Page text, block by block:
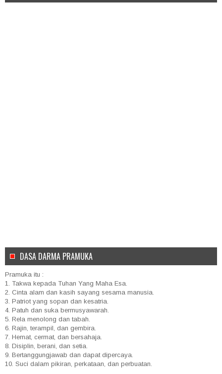
DASA DARMA PRAMUKA
Pramuka itu :
1. Takwa kepada Tuhan Yang Maha Esa.
2. Cinta alam dan kasih sayang sesama manusia.
3. Patriot yang sopan dan kesatria.
4. Patuh dan suka bermusyawarah.
5. Rela menolong dan tabah.
6. Rajin, terampil, dan gembira.
7. Hemat, cermat, dan bersahaja.
8. Disiplin, berani, dan setia.
9. Bertanggungjawab dan dapat dipercaya.
10. Suci dalam pikiran, perkataan, dan perbuatan.